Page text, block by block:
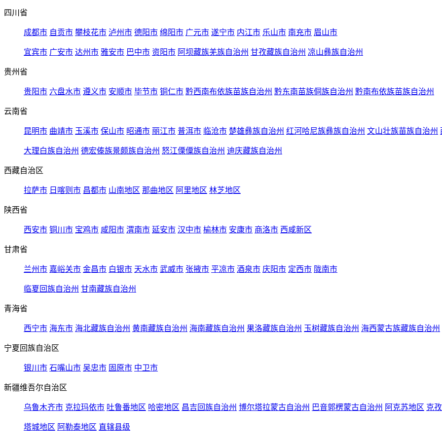
四川省
成都市 自贡市 攀枝花市 泸州市 德阳市 绵阳市 广元市 遂宁市 内江市 乐山市 南充市 眉山市
宜宾市 广安市 达州市 雅安市 巴中市 资阳市 阿坝藏族羌族自治州 甘孜藏族自治州 凉山彝族自治州
贵州省
贵阳市 六盘水市 遵义市 安顺市 毕节市 铜仁市 黔西南布依族苗族自治州 黔东南苗族侗族自治州 黔南布依族苗族自治州
云南省
昆明市 曲靖市 玉溪市 保山市 昭通市 丽江市 普洱市 临沧市 楚雄彝族自治州 红河哈尼族彝族自治州 文山壮族苗族自治州
大理白族自治州 德宏傣族景颇族自治州 怒江傈僳族自治州 迪庆藏族自治州
西藏自治区
拉萨市 日喀则市 昌都市 山南地区 那曲地区 阿里地区 林芝地区
陕西省
西安市 铜川市 宝鸡市 咸阳市 渭南市 延安市 汉中市 榆林市 安康市 商洛市 西咸新区
甘肃省
兰州市 嘉峪关市 金昌市 白银市 天水市 武威市 张掖市 平凉市 酒泉市 庆阳市 定西市 陇南市
临夏回族自治州 甘南藏族自治州
青海省
西宁市 海东市 海北藏族自治州 黄南藏族自治州 海南藏族自治州 果洛藏族自治州 玉树藏族自治州 海西蒙古族藏族自治州
宁夏回族自治区
银川市 石嘴山市 吴忠市 固原市 中卫市
新疆维吾尔自治区
乌鲁木齐市 克拉玛依市 吐鲁番地区 哈密地区 昌吉回族自治州 博尔塔拉蒙古自治州 巴音郭楞蒙古自治州 阿克苏地区 克
塔城地区 阿勒泰地区 直辖县级